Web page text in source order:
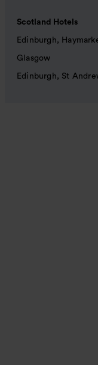
Scotland Hotels
Edinburgh,
Glasgow
Edinburgh, St